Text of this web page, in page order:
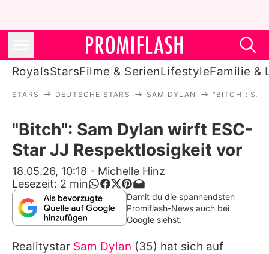
RoyalsStarsFilme & SerienLifestyleFamilie &
Stars
Filme & Serien
Lifestyle
Familie & Liebe
STARS DEUTSCHE STARS SAM DYLAN "BITCH":
"Bitch": Sam Dylan wirft ESC-
Star JJ Respektlosigkeit vor
18.05.26, 10:18 - Michelle Hinz
Lesezeit: 2 min
Damit du die spannendsten
Promiflash-News auch bei
Google siehst.
Realitystar Sam Dylan (35) hat sich auf